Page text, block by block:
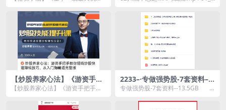
介： ...
——课程前言...
【炒股养家心法】《游资手把
手教你短线炒股快速赚钱技
【炒股养家心法】《游资手把手教
到精通完整版》资源简...
2233–·专做强势股-7套资料–1
3.5GB
专做强势股-7套资料--13.5GB └